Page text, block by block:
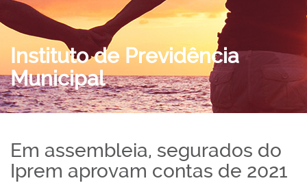
Instituto de Previdência
Municipal
Em assembleia, segurados do
Iprem aprovam contas de 2021